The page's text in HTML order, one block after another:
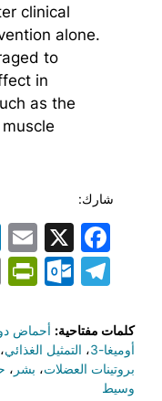
clinical
alone.
to
in
as the
شارك:
X
كلمات مفتاحية: أحماض
أوميغا-3
، التمثيل الغذائي،
بروتينات العضلات، بشر ،
وسيط